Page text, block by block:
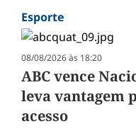
Esporte
08/08/2026 às 18:20
ABC vence
leva vantagem
acesso